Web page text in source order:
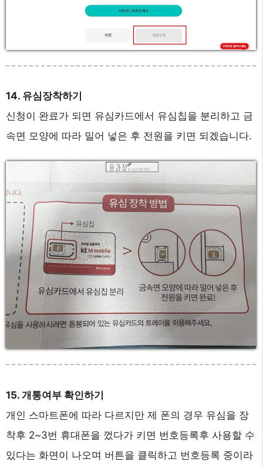
14. 유심장착하기
신청이 완료가 되면 유심카드에서 유심칩을 분리하고 금
속면 모양에 따라 밀어 넣은 후 전원을 키면 되겠습니다.
15. 개통여부 확인하기
개인 스마트폰에 따라 다르지만 제 폰의 경우 유심을 장
착후 2~3번 휴대폰을 껐다가 키면 번호등록후 사용할 수
있다는 화면이 나오며 버튼을 클릭하고 번호등록 중이라